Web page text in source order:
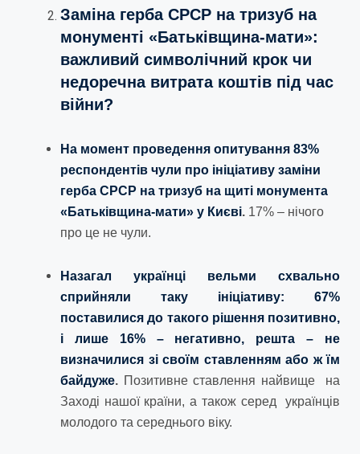
Заміна герба СРСР на тризуб на
монументі «Батьківщина-мати»:
важливий символічний крок чи
недоречна витрата коштів під час
війни?
На момент проведення опитування 83%
респондентів чули про ініціативу заміни
герба СРСР на тризуб на щиті монумента
«Батьківщина-мати» у Києві. 17% – нічого
про це не чули.
Назагал українці вельми схвально
сприйняли таку ініціативу: 67%
поставилися до такого рішення позитивно,
і лише 16% – негативно, решта – не
визначилися зі своїм ставленням або ж їм
байдуже. Позитивне ставлення найвище на
Заході нашої країни, а також серед українців
молодого та середнього віку.